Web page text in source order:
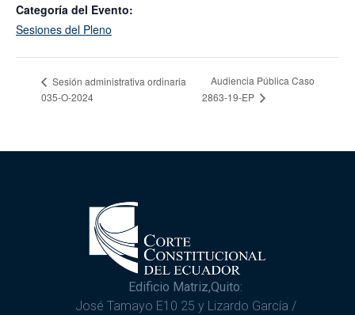
Categoría del Evento:
Sesiones del Pleno
Sesión administrativa ordinaria
035-O-2024
Audiencia Pública Caso
2863-19-EP
Edificio Matriz,Quito:
José Tamayo E10 25 y Lizardo García /